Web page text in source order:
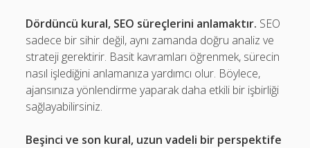
Dördüncü kural, SEO süreçlerini anlamaktır. SEO
sadece bir sihir değil, aynı zamanda doğru analiz ve
strateji gerektirir. Basit kavramları öğrenmek, sürecin
nasıl işlediğini anlamanıza yardımcı olur. Böylece,
ajansınıza yönlendirme yaparak daha etkili bir işbirliği
sağlayabilirsiniz.
Beşinci ve son kural, uzun vadeli bir perspektife